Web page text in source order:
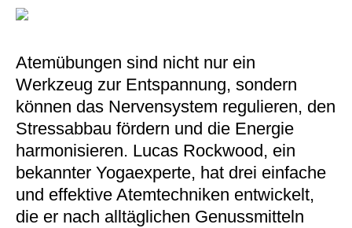
Atemübungen sind nicht nur ein
Werkzeug zur Entspannung, sondern
können das Nervensystem regulieren, den
Stressabbau fördern und die Energie
harmonisieren. Lucas Rockwood, ein
bekannter Yogaexperte, hat drei einfache
und effektive Atemtechniken entwickelt,
die er nach alltäglichen Genussmitteln